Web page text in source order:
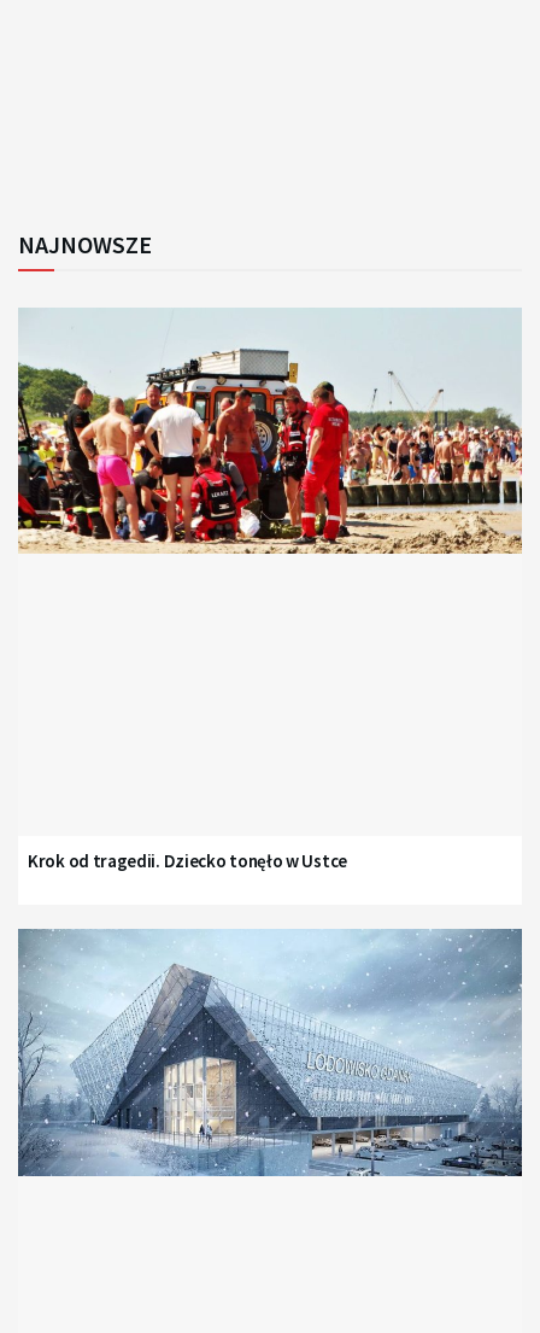
NAJNOWSZE
Krok od tragedii. Dziecko tonęło w Ustce